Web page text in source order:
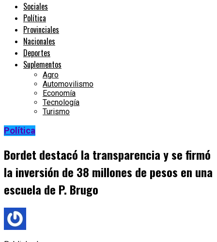
Sociales
Política
Provinciales
Nacionales
Deportes
Suplementos
Agro
Automovilismo
Economía
Tecnología
Turismo
Política
Bordet destacó la transparencia y se firmó
la inversión de 38 millones de pesos en una
escuela de P. Brugo